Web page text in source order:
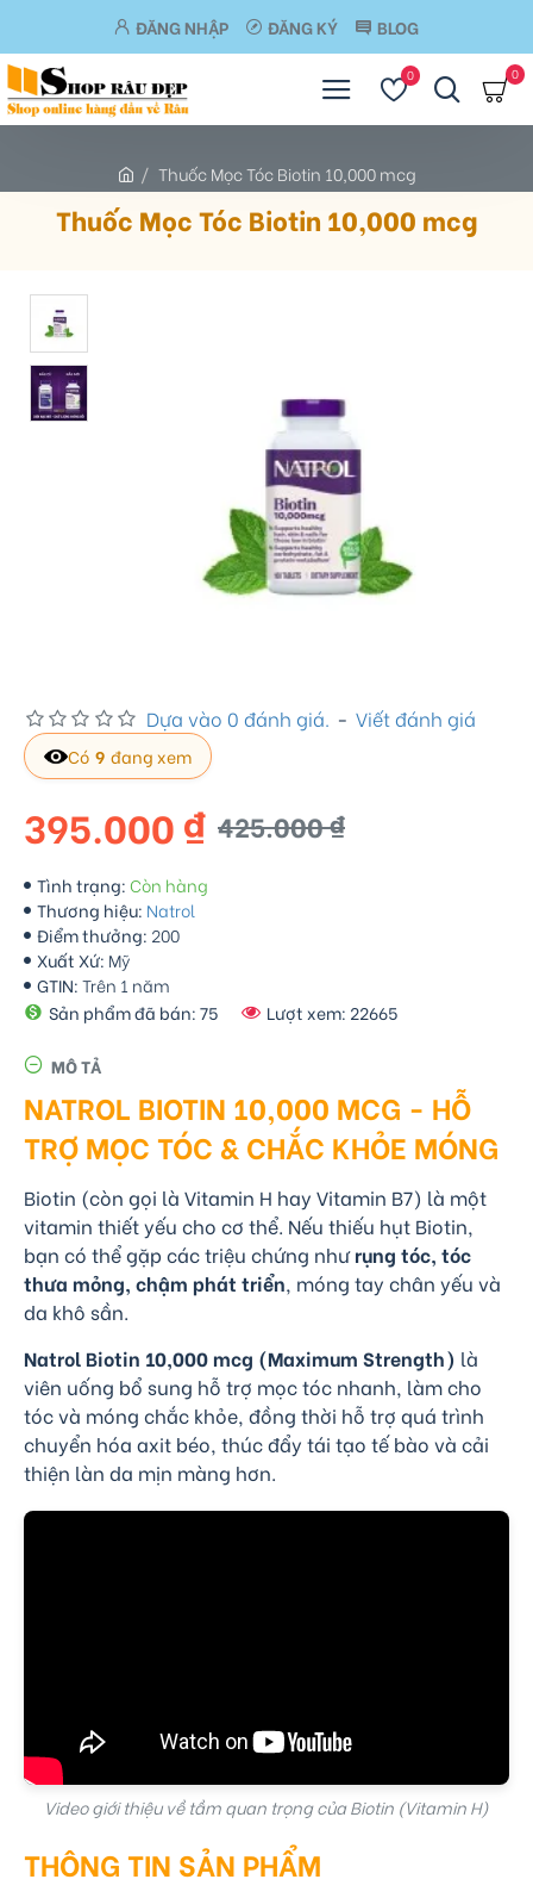
ĐĂNG NHẬP ĐĂNG KÝ BLOG
0 0
Thuốc Mọc Tóc Biotin 10,000 mcg
Thuốc Mọc Tóc Biotin 10,000 mcg
Tình trạng:Còn hàng
Thương hiệu: Natrol
Điểm thưởng: 200
Xuất Xứ: Mỹ
GTIN:Trên 1 năm
Sản phẩm đã bán: 75
Lượt xem: 22665
Dựa vào 0 đánh giá. - Viết đánh giá
Có 9 đang xem
395.000 ₫ 425.000 ₫
MÔ TẢ
NATROL BIOTIN 10,000 MCG - HỖ
TRỢ MỌC TÓC & CHẮC KHỎE MÓNG
Biotin (còn gọi là Vitamin H hay Vitamin B7) là một
vitamin thiết yếu cho cơ thể. Nếu thiếu hụt Biotin,
bạn có thể gặp các triệu chứng nhưrụng tóc, tóc
thưa mỏng, chậm phát triển, móng tay chân yếu và
da khô sần.
Natrol Biotin 10,000 mcg (Maximum Strength) là
viên uống bổ sung hỗ trợ mọc tóc nhanh, làm cho
tóc và móng chắc khỏe, đồng thời hỗ trợ quá trình
chuyển hóa axit béo, thúc đẩy tái tạo tế bào và cải
thiện làn da mịn màng hơn.
Video giới thiệu về tầm quan trọng của Biotin (Vitamin H)
THÔNG TIN SẢN PHẨM